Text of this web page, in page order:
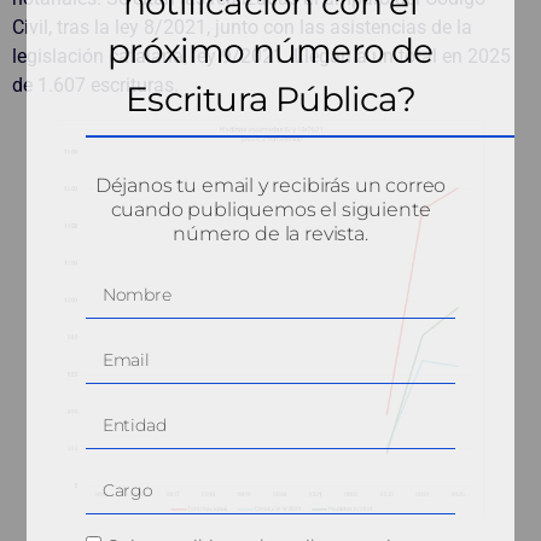
Civil, tras la ley 8/2021, junto con las asistencias de la
legislación catalana, ley 9/2021. Llegan a un total en 2025
de 1.607 escrituras.
próximo número de
Escritura Pública?
Déjanos tu email y recibirás un correo
cuando publiquemos el siguiente
número de la revista.